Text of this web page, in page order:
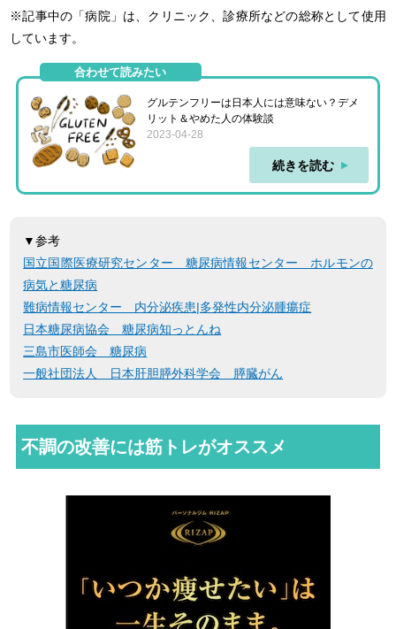
※記事中の「病院」は、クリニック、診療所などの総称として使用
しています。
合わせて読みたい
グルテンフリーは日本人には意味ない？デメ
リット＆やめた人の体験談
2023-04-28
続きを読む
▼参考
国立国際医療研究センター 糖尿病情報センター ホルモンの
病気と糖尿病
難病情報センター 内分泌疾患|多発性内分泌腫瘍症
日本糖尿病協会 糖尿病知っとんね
三島市医師会 糖尿病
一般社団法人 日本肝胆膵外科学会 膵臓がん
不調の改善には筋トレがオススメ